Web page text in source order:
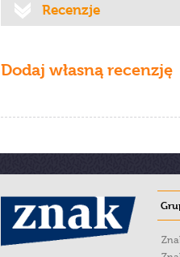
Recenzje
Dodaj własną recenzję